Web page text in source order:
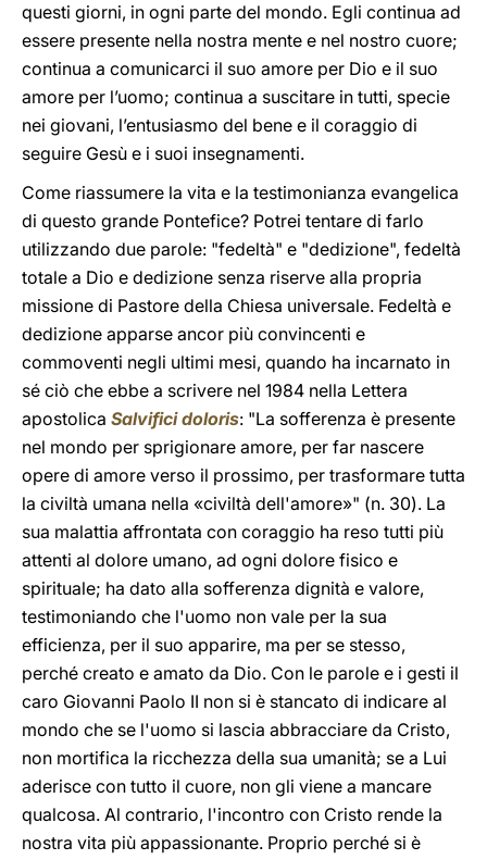
questi giorni, in ogni parte del mondo. Egli continua ad
essere presente nella nostra mente e nel nostro cuore;
continua a comunicarci il suo amore per Dio e il suo
amore per l’uomo; continua a suscitare in tutti, specie
nei giovani, l’entusiasmo del bene e il coraggio di
seguire Gesù e i suoi insegnamenti.
Come riassumere la vita e la testimonianza evangelica
di questo grande Pontefice? Potrei tentare di farlo
utilizzando due parole: "fedeltà" e "dedizione", fedeltà
totale a Dio e dedizione senza riserve alla propria
missione di Pastore della Chiesa universale. Fedeltà e
dedizione apparse ancor più convincenti e
commoventi negli ultimi mesi, quando ha incarnato in
sé ciò che ebbe a scrivere nel 1984 nella Lettera
apostolica Salvifici doloris: "La sofferenza è presente
nel mondo per sprigionare amore, per far nascere
opere di amore verso il prossimo, per trasformare tutta
la civiltà umana nella «civiltà dell'amore»" (n. 30). La
sua malattia affrontata con coraggio ha reso tutti più
attenti al dolore umano, ad ogni dolore fisico e
spirituale; ha dato alla sofferenza dignità e valore,
testimoniando che l'uomo non vale per la sua
efficienza, per il suo apparire, ma per se stesso,
perché creato e amato da Dio. Con le parole e i gesti il
caro Giovanni Paolo II non si è stancato di indicare al
mondo che se l'uomo si lascia abbracciare da Cristo,
non mortifica la ricchezza della sua umanità; se a Lui
aderisce con tutto il cuore, non gli viene a mancare
qualcosa. Al contrario, l'incontro con Cristo rende la
nostra vita più appassionante. Proprio perché si è